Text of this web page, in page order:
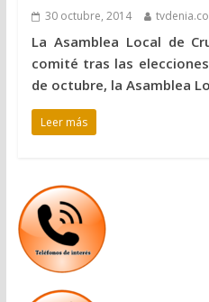
30 octubre, 2014
La Asamblea Local de
comité tras las
de octubre, la Asamblea
Leer más